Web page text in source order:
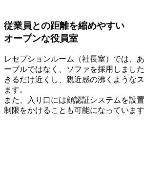
従業員との距離を縮めやすい
オープンな役員室
レセプションルーム（社長室）では、
ーブルではなく、ソファを採用しまし
きるだけ近くし、親近感の沸くような
ます。
また、入り口には顔認証システムを設
制限をかけることも可能になっています